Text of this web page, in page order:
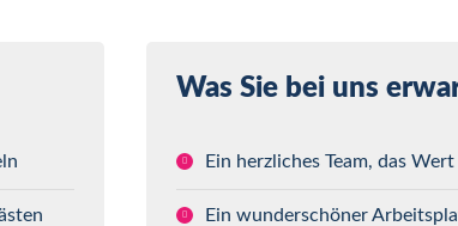
Was Sie bei uns
Ein herzliches Team, das
Ein wunderschöner